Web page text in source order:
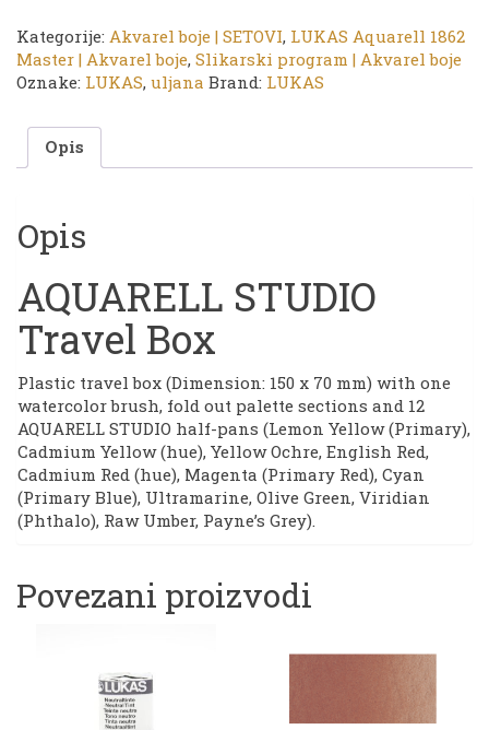
|
SET
Akvarel
12/1
količina
Kategorije: Akvarel boje | SETOVI, LUKAS Aquarell 1862
Master | Akvarel boje, Slikarski program | Akvarel boje
Oznake: LUKAS, uljana Brand: LUKAS
Opis
Opis
AQUARELL STUDIO
Travel Box
Plastic travel box (Dimension: 150 x 70 mm) with one
watercolor brush, fold out palette sections and 12
AQUARELL STUDIO half-pans (Lemon Yellow (Primary),
Cadmium Yellow (hue), Yellow Ochre, English Red,
Cadmium Red (hue), Magenta (Primary Red), Cyan
(Primary Blue), Ultramarine, Olive Green, Viridian
(Phthalo), Raw Umber, Payne’s Grey).
Povezani proizvodi